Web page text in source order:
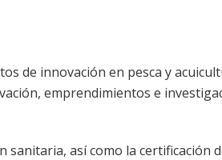
de innovación en pesca y
emprendimientos e
sanitaria, así como la certificación